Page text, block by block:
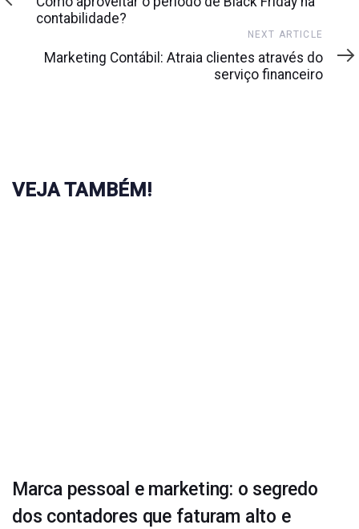
contabilidade?
Article
NEXT ARTICLE
Marketing Contábil: Atraia clientes através do
serviço financeiro
VEJA TAMBÉM!
Marca pessoal e marketing: o segredo
dos contadores que faturam alto e